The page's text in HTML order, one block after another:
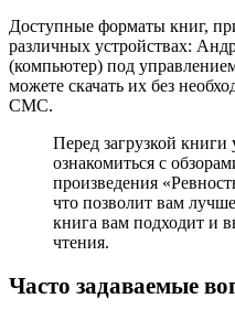
Доступные форматы книг,
различных устройствах:
(компьютер) под
можете скачать их без
СМС.
Перед загрузкой книги
ознакомиться с
произведения
что позволит вам
книга вам подходит и
чтения.
Часто задаваемые